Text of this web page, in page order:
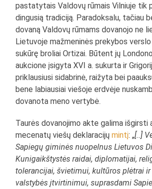
pastatytais Valdovų rūmais Vilniuje tik
dingusią tradiciją. Paradoksalu, tačiau
dovaną Valdovų rūmams dovanojo ne
Lietuvoje mažmeninės prekybos verslo
sukūrę broliai Ortizai. Būtent jų Londono
aukcione įsigyta XVI a. sukurta ir
priklausiusi sidabrinė, raižyta bei
bene labiausiai viešoje erdvėje
dovanota meno vertybė.
Taurės dovanojimo akte galima išgirsti
mecenatų viešų deklaracijųmintį: „[..]
Sapiegų giminės nuopelnus Lietuvos
Kunigaikštystės raidai, diplomatijai,
tolerancijai, švietimui, kultūros plėtrai
valstybės įtvirtinimui, suprasdami